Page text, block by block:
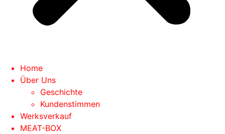
Home
Über Uns
Geschichte
Kundenstimmen
Werksverkauf
MEAT-BOX